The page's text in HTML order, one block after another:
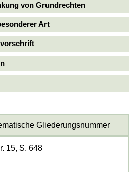
von Grundrechten
Art
Gliederungsnummer
15, S. 648